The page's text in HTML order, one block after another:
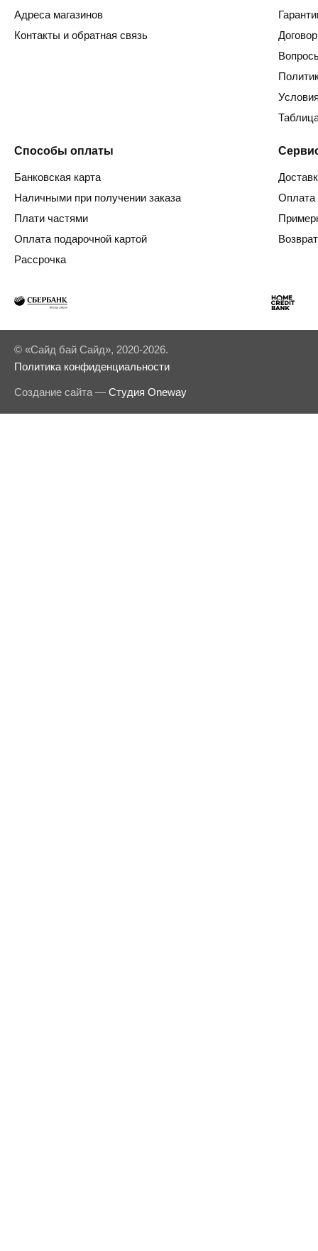
Адреса магазинов
Контакты и обратная связь
Способы оплаты
Банковская карта
Наличными при получении заказа
Плати частями
Оплата подарочной картой
Рассрочка
Оплата
Возврат
© «Сайд бай Сайд», 2020-2026.
Политика конфиденциальности
Создание сайта — Студия Oneway